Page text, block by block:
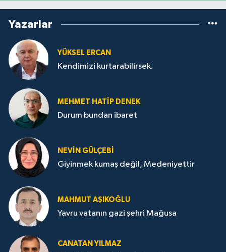
Yazarlar
YÜKSEL ERCAN
Kendimizi kurtarabilirsek.
MEHMET HATİP DENEK
Durum bundan ibaret
NEVİN GÜLÇEBİ
Giyinmek kumaş değil, Medeniyettir
MAHMUT AŞIKOĞLU
Yavru vatanın gazi şehri Mağusa
CANATAN YILMAZ